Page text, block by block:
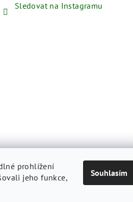
prohlížení
jeho funkce,
Souhlasím
Sledovat na Instagramu